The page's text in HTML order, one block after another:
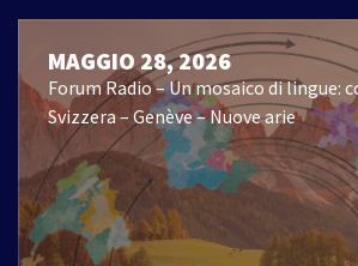
MAGGIO 28, 2026
Forum Radio – Un mosaico di lingue:
Svizzera – Genève – Nuove arie